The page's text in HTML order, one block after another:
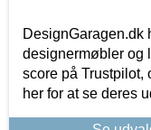
DesignGaragen.dk
designermøbler og
score på Trustpilot,
her for at se deres